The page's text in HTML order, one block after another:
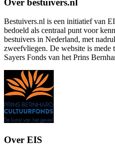
Bestuivers.nl is een initiatief van
bedoeld als centraal punt voor
bestuivers in Nederland, met
zweefvliegen. De website is mede
Sayers Fonds van het Prins
Over EIS